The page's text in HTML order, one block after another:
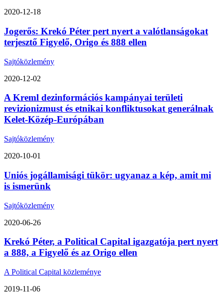
2020-12-18
Jogerős: Krekó Péter pert nyert a valótlanságokat
terjesztő Figyelő, Origo és 888 ellen
Sajtóközlemény
2020-12-02
A Kreml dezinformációs kampányai területi
revizionizmust és etnikai konfliktusokat generálnak
Kelet-Közép-Európában
Sajtóközlemény
2020-10-01
Uniós jogállamisági tükör: ugyanaz a kép, amit mi
is ismerünk
Sajtóközlemény
2020-06-26
Krekó Péter, a Political Capital igazgatója pert nyert
a 888, a Figyelő és az Origo ellen
A Political Capital közleménye
2019-11-06